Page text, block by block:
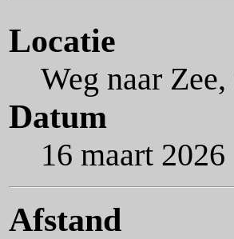
Locatie
Weg naar Zee,
Datum
16 maart 2026
Afstand